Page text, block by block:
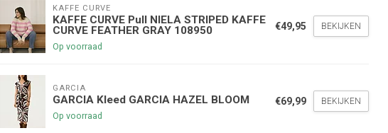
KAFFE CURVE
KAFFE CURVE Pull NIELA STRIPED KAFFE
CURVE FEATHER GRAY 108950
Op voorraad
€49,95 BEKIJKEN
GARCIA
GARCIA Kleed GARCIA HAZEL BLOOM
Op voorraad
€69,99 BEKIJKEN